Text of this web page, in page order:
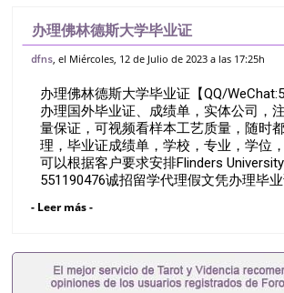
办理佛林德斯大学毕业证
【QQ/WeChat:551190476】办理国
保证，可视频看样本工艺质量，随时
安排办
dfns , el Miércoles, 12 de Julio de 2023 a las 17:25h
办理佛林德斯大学毕业证【QQ/
办理国外毕业证、成绩单，实体公司，
量保证，可视频看样本工艺质量，随时
理，毕业证成绩单，学校，专业，学位
可以根据客户要求安排Flinders
551190476诚招留学代理假文凭办理毕
留信网认证办理留服认证办理学历认证办
凭办理英国文凭办理加拿大文凭办理德
速办理材料： 1、毕业证+成绩单+留学
+教育部认证,录取通知书，雅思。（全
- Leer más -